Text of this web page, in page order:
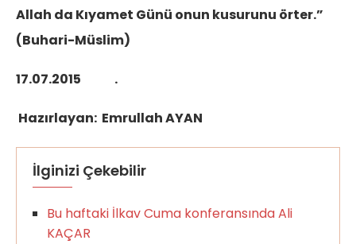
Allah da Kıyamet Günü onun kusurunu örter.”
(Buhari-Müslim)
17.07.2015 .
Hazırlayan: Emrullah AYAN
İlginizi Çekebilir
Bu haftaki İlkav Cuma konferansında Ali
KAÇAR